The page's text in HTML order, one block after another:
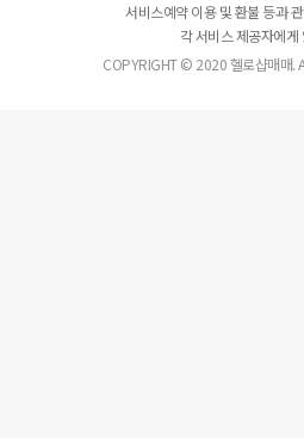
서비스예약 이용 및 환불 등과
각 서비스 제공자에게
COPYRIGHT © 2020 헬로샵매매.